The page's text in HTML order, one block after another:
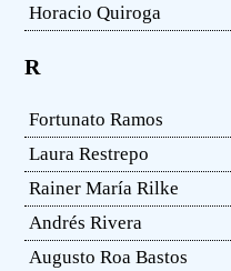
Horacio Quiroga
R
Fortunato Ramos
Laura Restrepo
Rainer María Rilke
Andrés Rivera
Augusto Roa Bastos